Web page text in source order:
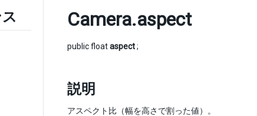
Camera.aspect
public floataspect;
説明
アスペクト比（幅を高さで割った値）。